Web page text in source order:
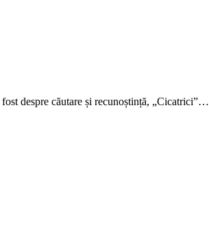
despre căutare și recunoștință, „Cicatrici”…